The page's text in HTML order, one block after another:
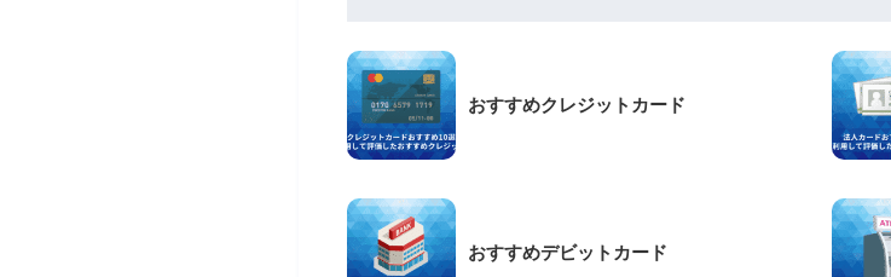
おすすめクレジットカード
おすすめデビットカード